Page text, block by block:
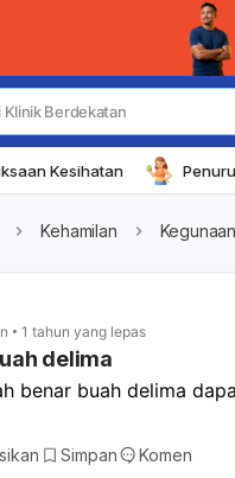
Klinik Berdekatan
Kesihatan
Kehamilan
1 tahun yang lepas
delima
benar buah delima
Simpan Komen